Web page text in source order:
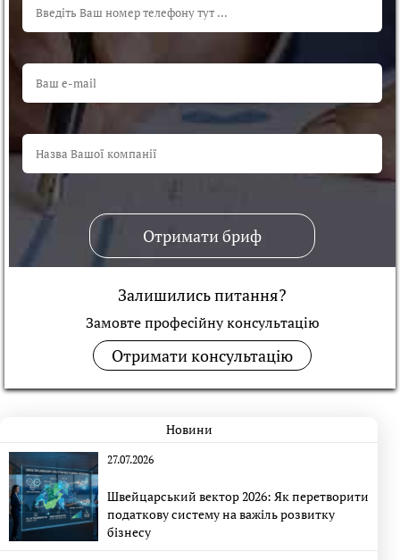
Отримати бриф
Залишились питання?
Замовте професійну консультацiю
Отримати консультацію
Новини
27.07.2026
Швейцарський вектор 2026: Як перетворити
податкову систему на важіль розвитку
бізнесу